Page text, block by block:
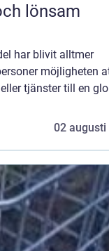
har blivit alltmer
möjligheten
tjänster till en
02 augusti